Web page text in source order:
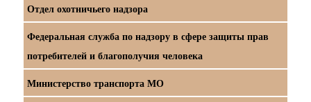
Отдел охотничьего надзора
Федеральная служба по надзору в сфере защиты прав
потребителей и благополучия человека
Министерство транспорта МО